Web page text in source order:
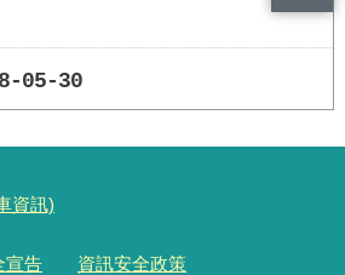
05-30
資訊)
宣告 資訊安全政策